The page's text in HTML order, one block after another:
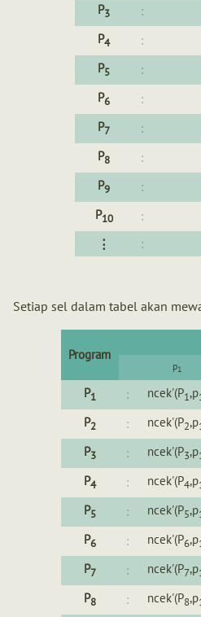
P3
:
P4
:
P5
:
P6
:
P7
:
P8
:
P9
:
P10
:
⋮
:
Setiap sel dalam tabel akan
Program
p1
P1 : ncek'(P1,p
P2 : ncek'(P2,p
P3 : ncek'(P3,p
P4 : ncek'(P4,p
P5 : ncek'(P5,p
P6 : ncek'(P6,p
P7 : ncek'(P7,p
P8 : ncek'(P8,p